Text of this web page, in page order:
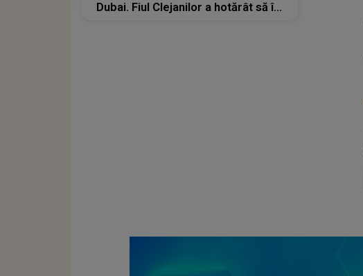
Dubai. Fiul Clejanilor a hotărât să își